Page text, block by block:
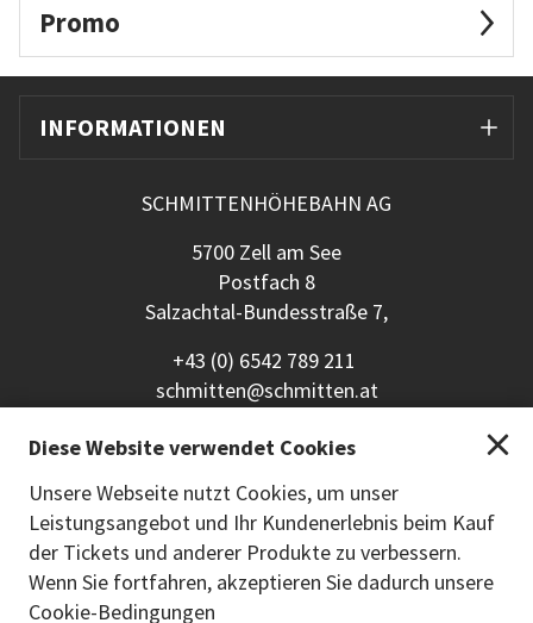
Promo
INFORMATIONEN
SCHMITTENHÖHEBAHN AG
5700 Zell am See
Postfach 8
Salzachtal-Bundesstraße 7,
+43 (0) 6542 789 211
schmitten@schmitten.at
ZAHLUNGSMETHODEN
Diese Website verwendet Cookies
Unsere Webseite nutzt Cookies, um unser
Leistungsangebot und Ihr Kundenerlebnis beim Kauf
der Tickets und anderer Produkte zu verbessern.
Wenn Sie fortfahren, akzeptieren Sie dadurch unsere
Cookie-Bedingungen